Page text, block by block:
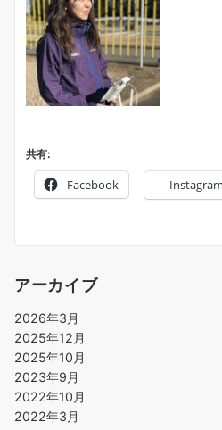
共有:
Facebook Instagram
アーカイブ
2026年3月
2025年12月
2025年10月
2023年9月
2022年10月
2022年3月